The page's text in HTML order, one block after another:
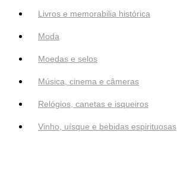
Livros e memorabilia histórica
Moda
Moedas e selos
Música, cinema e câmeras
Relógios, canetas e isqueiros
Vinho, uísque e bebidas espirituosas